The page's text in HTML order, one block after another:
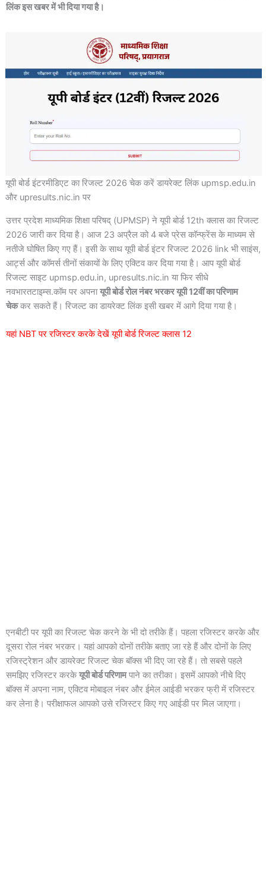
लिंक इस खबर में भी दिया गया है।
यूपी बोर्ड इंटरमीडिएट का रिजल्ट 2026 चेक करें डायरेक्ट लिंक upmsp.edu.in
और upresults.nic.in पर
उत्तर प्रदेश माध्यमिक शिक्षा परिषद् (UPMSP) ने यूपी बोर्ड 12th क्लास का रिजल्ट
2026 जारी कर दिया है। आज 23 अप्रैल को 4 बजे प्रेस कॉन्फ्रेंस के माध्यम से
नतीजे घोषित किए गए हैं। इसी के साथ यूपी बोर्ड इंटर रिजल्ट 2026 link भी साइंस,
आर्ट्स और कॉमर्स तीनों संकायों के लिए एक्टिव कर दिया गया है। आप यूपी बोर्ड
रिजल्ट साइट upmsp.edu.in, upresults.nic.in या फिर सीधे
नवभारतटाइम्स.कॉम पर अपनायूपी बोर्ड रोल नंबर भरकर यूपी 12वीं का परिणाम
चेककर सकते हैं। रिजल्ट का डायरेक्ट लिंक इसी खबर में आगे दिया गया है।
यहां NBT पर रजिस्टर करके देखें यूपी बोर्ड रिजल्ट क्लास 12
एनबीटी पर यूपी का रिजल्ट चेक करने के भी दो तरीके हैं। पहला रजिस्टर करके और
दूसरा रोल नंबर भरकर। यहां आपको दोनों तरीके बताए जा रहे हैं और दोनों के लिए
रजिस्ट्रेशन और डायरेक्ट रिजल्ट चेक बॉक्स भी दिए जा रहे हैं। तो सबसे पहले
समझिए रजिस्टर करकेयूपी बोर्ड परिणामपाने का तरीका। इसमें आपको नीचे दिए
बॉक्स में अपना नाम, एक्टिव मोबाइल नंबर और ईमेल आईडी भरकर फ्री में रजिस्टर
कर लेना है। परीक्षाफल आपको उसे रजिस्टर किए गए आईडी पर मिल जाएगा।